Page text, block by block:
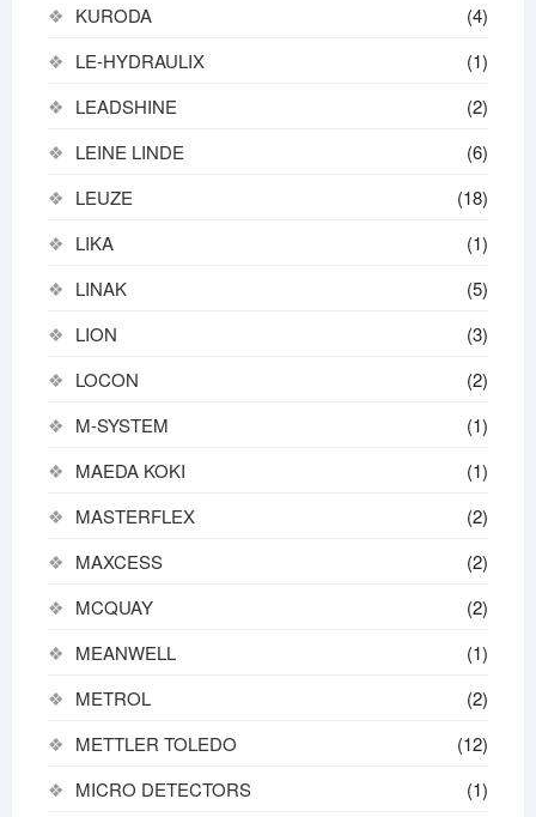
KURODA
(4)
LE-HYDRAULIX
(1)
LEADSHINE
(2)
LEINE LINDE
(6)
LEUZE
(18)
LIKA
(1)
LINAK
(5)
LION
(3)
LOCON
(2)
M-SYSTEM
(1)
MAEDA KOKI
(1)
MASTERFLEX
(2)
MAXCESS
(2)
MCQUAY
(2)
MEANWELL
(1)
METROL
(2)
METTLER TOLEDO
(12)
MICRO DETECTORS
(1)